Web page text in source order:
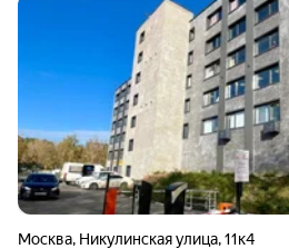
Москва, Никулинская улица,11к4